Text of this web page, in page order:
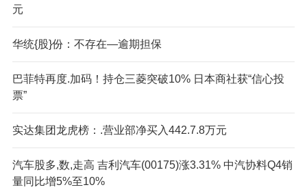
元
华统{股}份：不存在—逾期担保
巴菲特再度.加码！持仓三菱突破10% 日本商社获“信心投
票”
实达集团龙虎榜：.营业部净买入442.7.8万元
汽车股多,数,走高 吉利汽车(00175)涨3.31% 中汽协料Q4销
量同比增5%至10%